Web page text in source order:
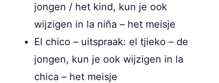
jongen / het kind, kun je ook
wijzigen in la niña – het meisje
El chico – uitspraak: el tjieko – de
jongen, kun je ook wijzigen in la
chica – het meisje